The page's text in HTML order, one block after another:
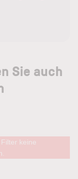
Sie auch
keine